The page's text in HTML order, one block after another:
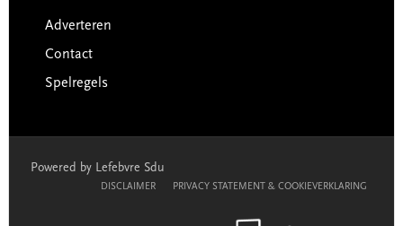
Adverteren
Contact
Spelregels
Powered by Lefebvre Sdu
DISCLAIMER PRIVACY STATEMENT & COOKIEVERKLARING